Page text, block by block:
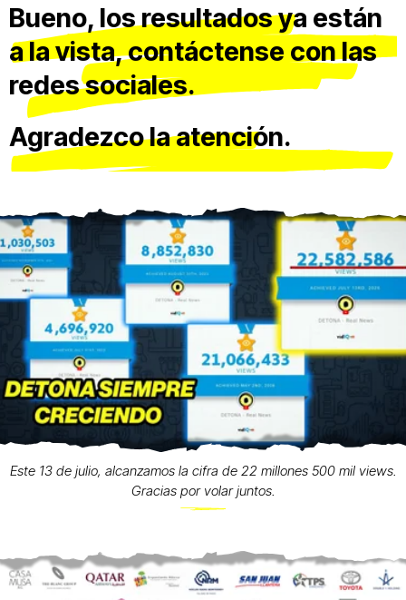
Bueno, los resultados ya están
a la vista, contáctense con las
redes sociales.
Agradezco la atención.
Este 13 de julio, alcanzamos la cifra de 22 millones 500 mil views.
Gracias por volar juntos.